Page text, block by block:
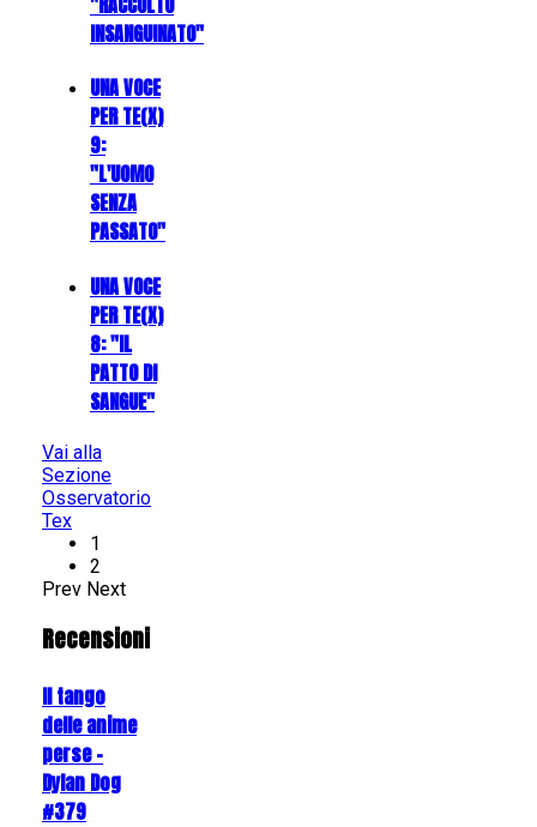
INSANGUINATO"
UNA VOCE
PER TE(X)
9:
"L'UOMO
SENZA
PASSATO"
UNA VOCE
PER TE(X)
8: "IL
PATTO DI
SANGUE"
Vai alla
Sezione
Osservatorio
Tex
1
2
Prev Next
Recensioni
Il tango
delle anime
perse -
Dylan Dog
#379